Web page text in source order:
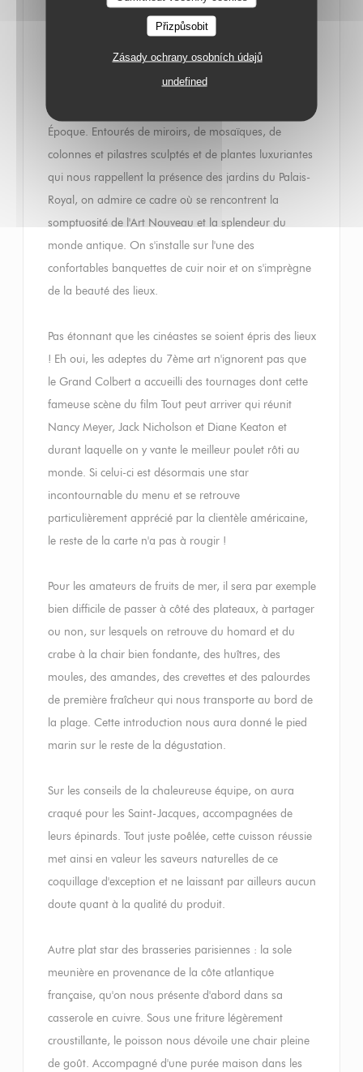
Přizpůsobit
Zásady ochrany osobních údajů
undefined
décontracté, où se retrouvent les plats typiques de la
gastronomie française.
Le décor nous amène à faire un véritable saut dans le
temps, nous plongeant dans le Paris de la Belle
Époque. Entourés de miroirs, de mosaïques, de
colonnes et pilastres sculptés et de plantes luxuriantes
qui nous rappellent la présence des jardins du Palais-
Royal, on admire ce cadre où se rencontrent la
somptuosité de l'Art Nouveau et la splendeur du
monde antique. On s'installe sur l'une des
confortables banquettes de cuir noir et on s'imprègne
de la beauté des lieux.
Pas étonnant que les cinéastes se soient épris des lieux
! Eh oui, les adeptes du 7ème art n'ignorent pas que
le Grand Colbert a accueilli des tournages dont cette
fameuse scène du film Tout peut arriver qui réunit
Nancy Meyer, Jack Nicholson et Diane Keaton et
durant laquelle on y vante le meilleur poulet rôti au
monde. Si celui-ci est désormais une star
incontournable du menu et se retrouve
particulièrement apprécié par la clientèle américaine,
le reste de la carte n'a pas à rougir !
Pour les amateurs de fruits de mer, il sera par exemple
bien difficile de passer à côté des plateaux, à partager
ou non, sur lesquels on retrouve du homard et du
crabe à la chair bien fondante, des huîtres, des
moules, des amandes, des crevettes et des palourdes
de première fraîcheur qui nous transporte au bord de
la plage. Cette introduction nous aura donné le pied
marin sur le reste de la dégustation.
Sur les conseils de la chaleureuse équipe, on aura
craqué pour les Saint-Jacques, accompagnées de
leurs épinards. Tout juste poêlée, cette cuisson réussie
met ainsi en valeur les saveurs naturelles de ce
coquillage d'exception et ne laissant par ailleurs aucun
doute quant à la qualité du produit.
Autre plat star des brasseries parisiennes : la sole
meunière en provenance de la côte atlantique
française, qu'on nous présente d'abord dans sa
casserole en cuivre. Sous une friture légèrement
croustillante, le poisson nous dévoile une chair pleine
de goût. Accompagné d'une purée maison dans les